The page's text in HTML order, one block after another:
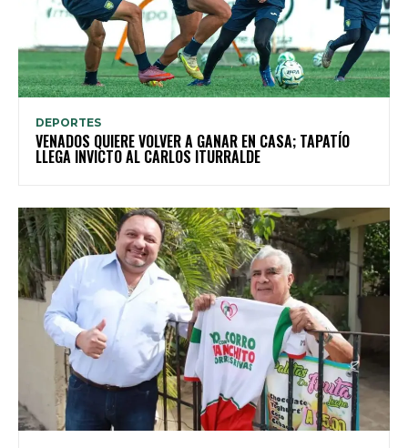
DEPORTES
VENADOS QUIERE VOLVER A GANAR EN CASA; TAPATÍO
LLEGA INVICTO AL CARLOS ITURRALDE